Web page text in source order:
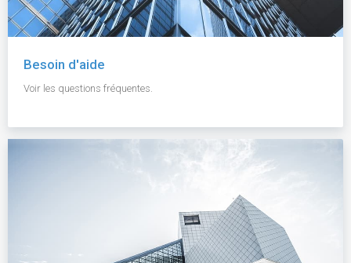
Besoin d'aide
Voir les questions fréquentes.